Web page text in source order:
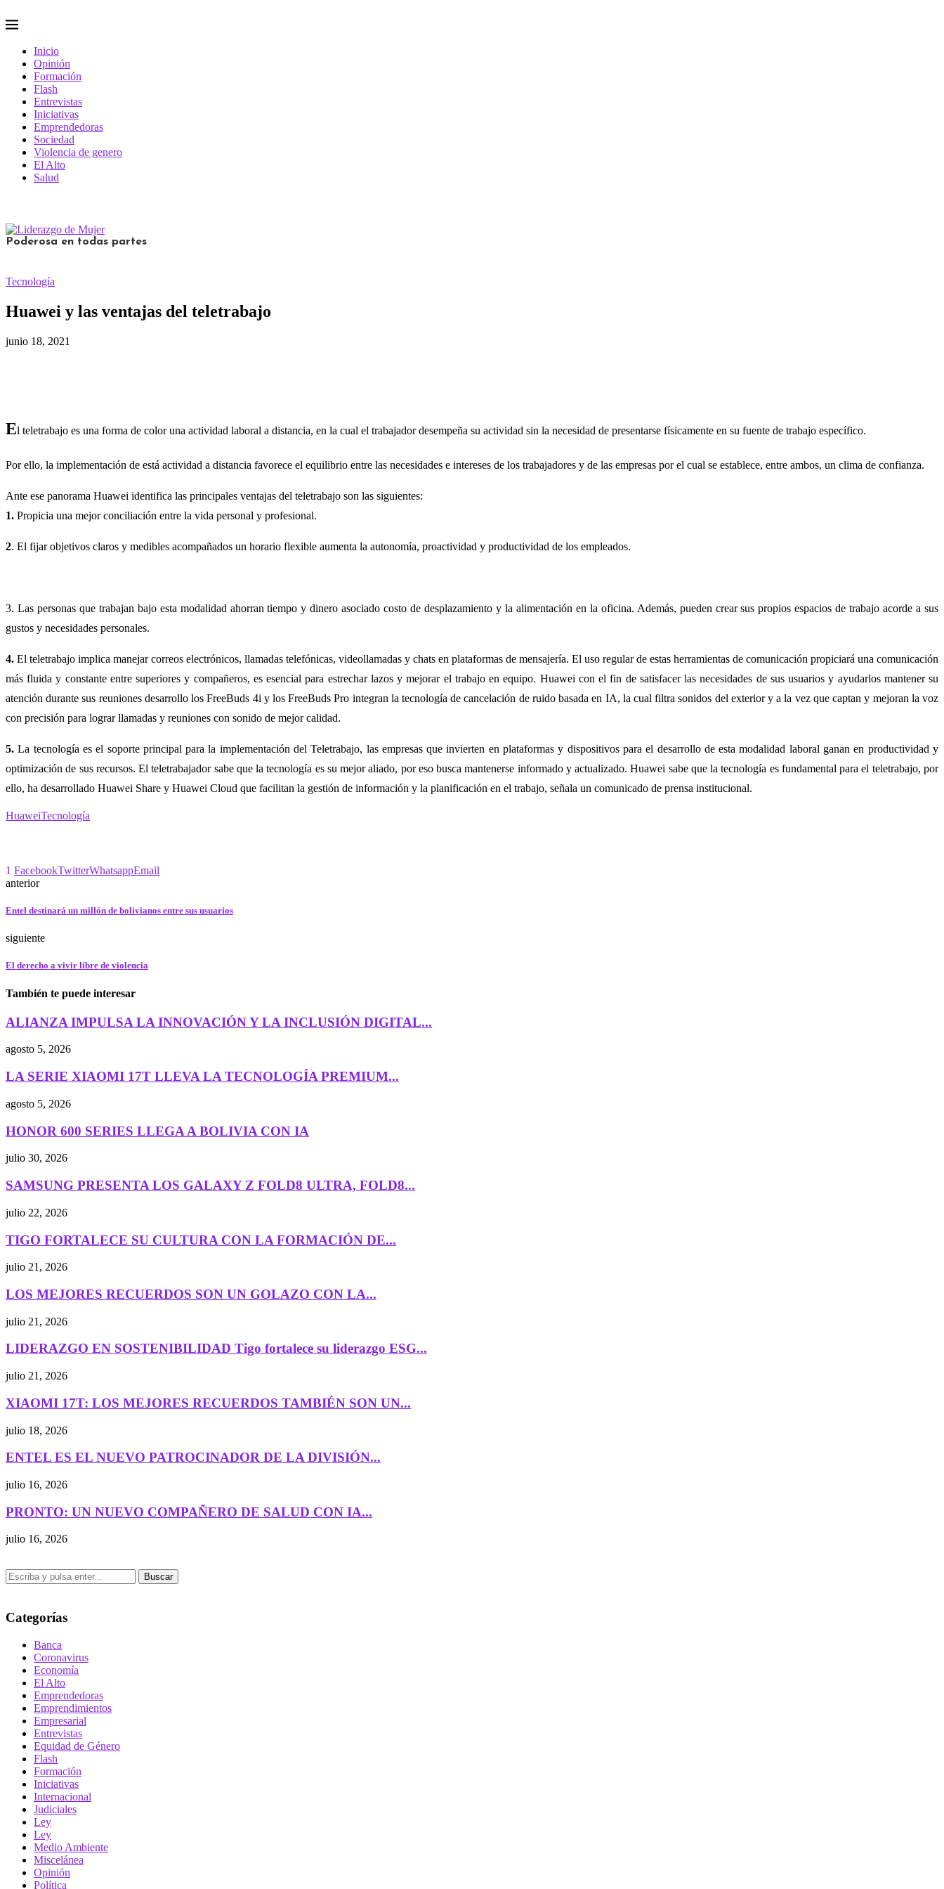
Inicio
Opinión
Formación
Flash
Entrevistas
Iniciativas
Emprendedoras
Sociedad
Violencia de genero
El Alto
Salud
Poderosa en todas partes
Tecnología
Huawei y las ventajas del teletrabajo
junio 18, 2021
El teletrabajo es una forma de color una actividad laboral a distancia, en la cual el trabajador desempeña su actividad sin la necesidad de presentarse físicamente en su fuente de trabajo específico.
Por ello, la implementación de está actividad a distancia favorece el equilibrio entre las necesidades e intereses de los trabajadores y de las empresas por el cual se establece, entre ambos, un clima de confianza.
Ante ese panorama Huawei identifica las principales ventajas del teletrabajo son las siguientes:
1. Propicia una mejor conciliación entre la vida personal y profesional.
2. El fijar objetivos claros y medibles acompañados un horario flexible aumenta la autonomía, proactividad y productividad de los empleados.
3. Las personas que trabajan bajo esta modalidad ahorran tiempo y dinero asociado costo de desplazamiento y la alimentación en la oficina. Además, pueden crear sus propios espacios de trabajo acorde a sus
gustos y necesidades personales.
4. El teletrabajo implica manejar correos electrónicos, llamadas telefónicas, videollamadas y chats en plataformas de mensajería. El uso regular de estas herramientas de comunicación propiciará una comunicación
más fluida y constante entre superiores y compañeros, es esencial para estrechar lazos y mejorar el trabajo en equipo. Huawei con el fin de satisfacer las necesidades de sus usuarios y ayudarlos mantener su
atención durante sus reuniones desarrollo los FreeBuds 4i y los FreeBuds Pro integran la tecnología de cancelación de ruido basada en IA, la cual filtra sonidos del exterior y a la vez que captan y mejoran la voz
con precisión para lograr llamadas y reuniones con sonido de mejor calidad.
5. La tecnología es el soporte principal para la implementación del Teletrabajo, las empresas que invierten en plataformas y dispositivos para el desarrollo de esta modalidad laboral ganan en productividad y
optimización de sus recursos. El teletrabajador sabe que la tecnología es su mejor aliado, por eso busca mantenerse informado y actualizado. Huawei sabe que la tecnología es fundamental para el teletrabajo, por
ello, ha desarrollado Huawei Share y Huawei Cloud que facilitan la gestión de información y la planificación en el trabajo, señala un comunicado de prensa institucional.
HuaweiTecnología
1 FacebookTwitterWhatsappEmail
anterior
Entel destinará un millón de bolivianos entre sus usuarios
siguiente
El derecho a vivir libre de violencia
También te puede interesar
ALIANZA IMPULSA LA INNOVACIÓN Y LA INCLUSIÓN DIGITAL...
agosto 5, 2026
LA SERIE XIAOMI 17T LLEVA LA TECNOLOGÍA PREMIUM...
agosto 5, 2026
HONOR 600 SERIES LLEGA A BOLIVIA CON IA
julio 30, 2026
SAMSUNG PRESENTA LOS GALAXY Z FOLD8 ULTRA, FOLD8...
julio 22, 2026
TIGO FORTALECE SU CULTURA CON LA FORMACIÓN DE...
julio 21, 2026
LOS MEJORES RECUERDOS SON UN GOLAZO CON LA...
julio 21, 2026
LIDERAZGO EN SOSTENIBILIDAD Tigo fortalece su liderazgo ESG...
julio 21, 2026
XIAOMI 17T: LOS MEJORES RECUERDOS TAMBIÉN SON UN...
julio 18, 2026
ENTEL ES EL NUEVO PATROCINADOR DE LA DIVISIÓN...
julio 16, 2026
PRONTO: UN NUEVO COMPAÑERO DE SALUD CON IA...
julio 16, 2026
Buscar
Categorías
Banca
Coronavirus
Economía
El Alto
Emprendedoras
Emprendimientos
Empresarial
Entrevistas
Equidad de Género
Flash
Formación
Iniciativas
Internacional
Judiciales
Ley
Ley
Medio Ambiente
Miscelánea
Opinión
Política